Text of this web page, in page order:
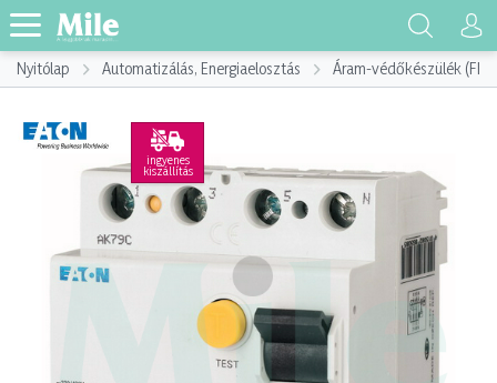
Nyitólap Automatizálás, Energiaelosztás Áram-védőkészülék (FI)
ingyenes
kiszállítás